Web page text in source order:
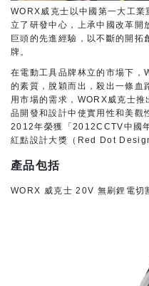
WORX威克士以中國第一大工
立了研發中心，上承中國改革開
巨頭的先進經驗，以不斷的開
牌。
在電動工具品牌林立的市場下，
的素質，脫穎而出，殺出一條血
用市場的需求，WORX威克士
品開發和設計中使實用性和美觀
2012年榮獲「2012CCTV中國
紅點設計大獎（Red Dot
產品包括
WORX 威克士 20V 無刷鋰電